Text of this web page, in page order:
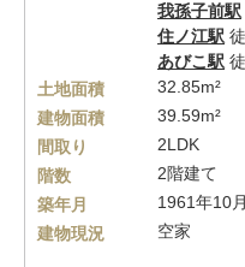
我孫子前駅
住ノ江駅
あびこ駅
土地面積
32.85m²
建物面積
39.59m²
間取り
2LDK
階数
2階建て
築年月
1961年10月
建物現況
空家